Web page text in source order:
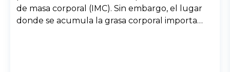
de masa corporal (IMC). Sin embargo, el lugar
donde se acumula la grasa corporal importa